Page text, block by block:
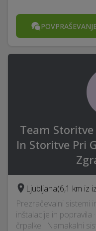
Team
In Storitve Pri
Ljubljana(6,1 km iz
Prezračevalni sistemi
inštalacije in popravila
črpalke · Namakalni